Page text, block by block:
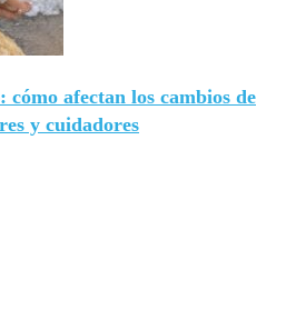
cómo afectan los cambios de
y cuidadores